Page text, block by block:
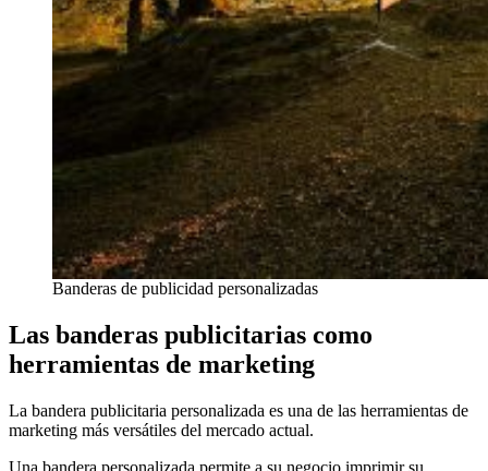
Banderas de publicidad personalizadas
Las banderas publicitarias como
herramientas de marketing
La bandera publicitaria personalizada es una de las herramientas de
marketing más versátiles del mercado actual.
Una bandera personalizada permite a su negocio imprimir su